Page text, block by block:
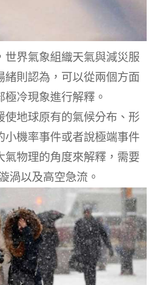
世界氣象組織天氣與減災服
緒則認為，可以從兩個方面
冷現象進行解釋。
使地球原有的氣候分布、形
小機率事件或者說極端事件
氣物理的角度來解釋，需要
渦以及高空急流。